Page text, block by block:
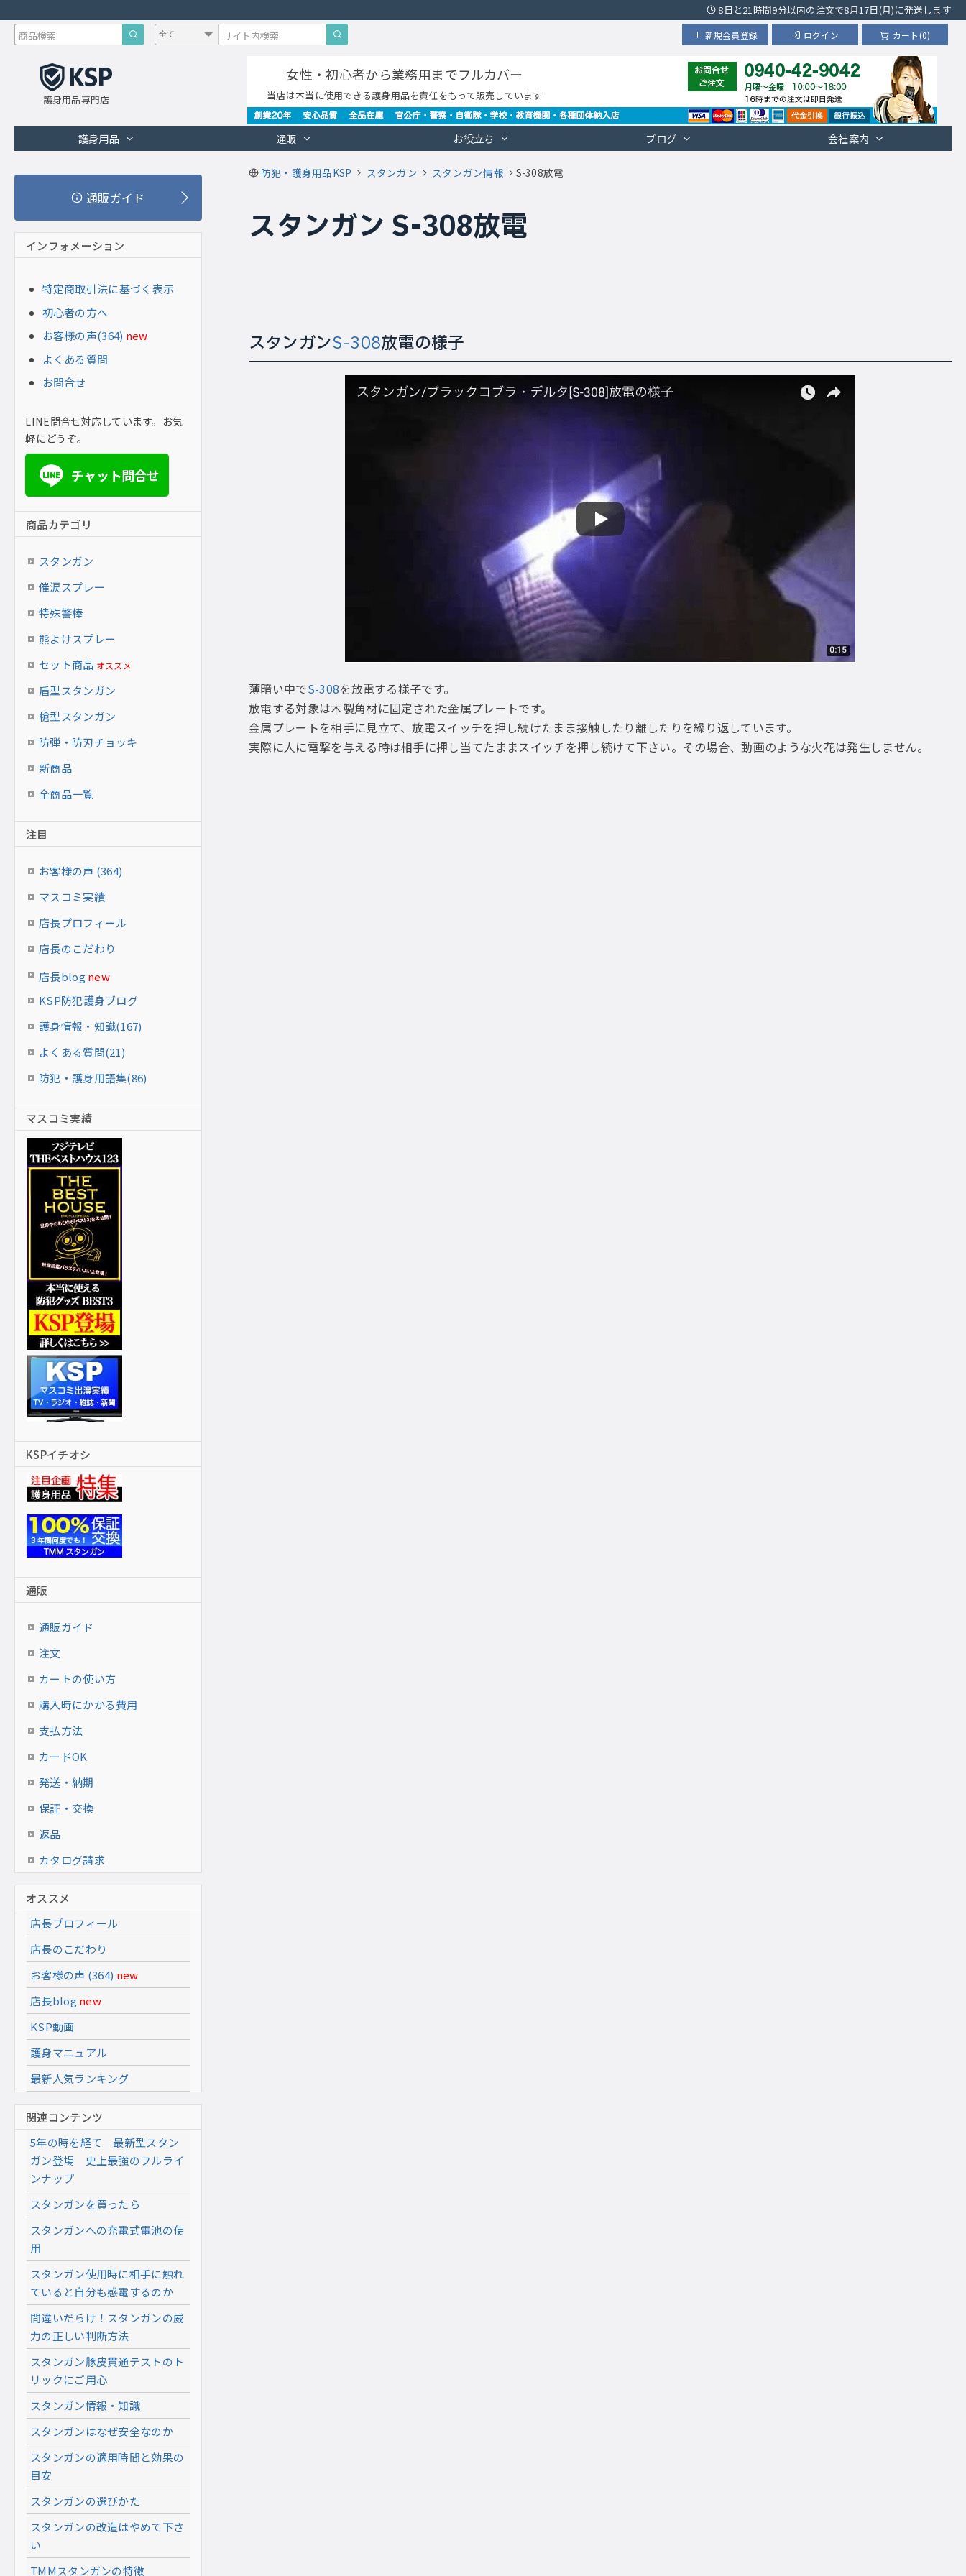
8日と21時間9分以内の注文で8月17日(月)に発送します
カート(0)
ログイン
新規会員登録
護身用品専門店
女性・初心者から業務用までフルカバー
当店は本当に使用できる護身用品を責任をもって販売しています
護身用品 通販 お役立ち ブログ 会社案内
防犯・護身用品KSP スタンガン スタンガン情報 S-308放電
スタンガン S-308放電
スタンガンS-308放電の様子
薄暗い中でS-308を放電する様子です。
放電する対象は木製角材に固定された金属プレートです。
金属プレートを相手に見立て、放電スイッチを押し続けたまま接触したり離したりを繰り返しています。
実際に人に電撃を与える時は相手に押し当てたままスイッチを押し続けて下さい。その場合、動画のような火花は発生しません。
通販ガイド
インフォメーション
特定商取引法に基づく表示
初心者の方へ
お客様の声(364) new
よくある質問
お問合せ
LINE問合せ対応しています。お気
軽にどうぞ。
LINE チャット問合せ
商品カテゴリ
スタンガン
催涙スプレー
特殊警棒
熊よけスプレー
セット商品 オススメ
盾型スタンガン
槍型スタンガン
防弾・防刃チョッキ
新商品
全商品一覧
注目
お客様の声 (364)
マスコミ実績
店長プロフィール
店長のこだわり
店長blog new
KSP防犯護身ブログ
護身情報・知識(167)
よくある質問(21)
防犯・護身用語集(86)
マスコミ実績
KSPイチオシ
通販
通販ガイド
注文
カートの使い方
購入時にかかる費用
支払方法
カードOK
発送・納期
保証・交換
返品
カタログ請求
オススメ
店長プロフィール
店長のこだわり
お客様の声 (364) new
店長blog new
KSP動画
護身マニュアル
最新人気ランキング
関連コンテンツ
5年の時を経て 最新型スタン
ガン登場 史上最強のフルライ
ンナップ
スタンガンを買ったら
スタンガンへの充電式電池の使
用
スタンガン使用時に相手に触れ
ていると自分も感電するのか
間違いだらけ！スタンガンの威
力の正しい判断方法
スタンガン豚皮貫通テストのト
リックにご用心
スタンガン情報・知識
スタンガンはなぜ安全なのか
スタンガンの適用時間と効果の
目安
スタンガンの選びかた
スタンガンの改造はやめて下さ
い
TMMスタンガンの特徴